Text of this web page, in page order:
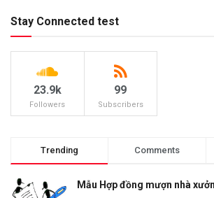
Stay Connected test
23.9k
Followers
99
Subscribers
Trending Comments
Mẫu Hợp đồng mượn nhà